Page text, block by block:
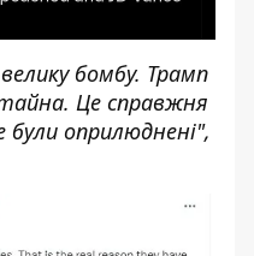
бомбу. Трамп
Це справжня
оприлюднені",